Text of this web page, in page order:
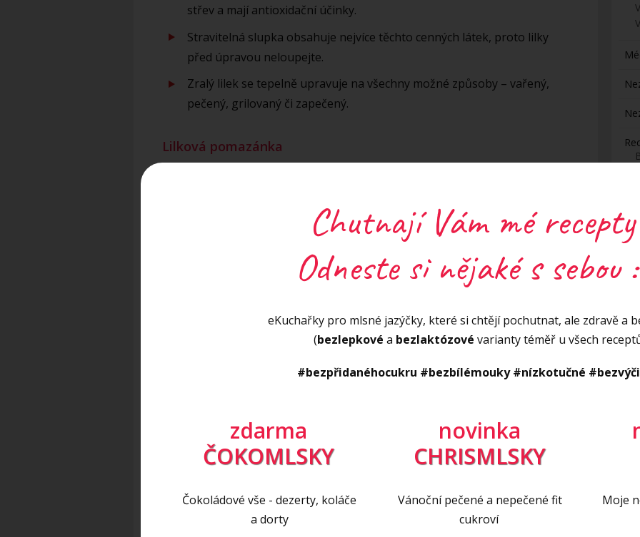
střev a mají antioxidační účinky.
Stravitelná slupka obsahuje nejvíce těchto cenných látek, proto lilky
před úpravou neloupejte.
Zralý lilek se tepelně upravuje na všechny možné způsoby – vařený,
pečený, grilovaný či zapečený.
Lilková pomazánka
olivový olej 2 lžíce + na pokapání
můžeme doplnit čerstvými bylinkami dle chuti (koriandr, petržel) nebo
POSTUP:
na plech vyložený pečícím papírem do trouby asi na ½ hodiny (možno i déle).
Pečeme dokud je lilek celý popraskaný, měkký a tmavý. Mezitím si
Chutnají Vám mé
Odneste si nějaké s sebou
eKuchařky pro mlsné jazýčky, které si chtějí pochutnat, ale zdravě a
(bezlepkové a bezlaktózové varianty téměř u všech
#bezpřidanéhocukru #bezbílémouky #nízkotučné
zdarma
ČOKOMLSKY
Čokoládové vše - dezerty, koláče
a dorty
novinka
CHRISMLSKY
Vánoční pečené a nepečené fit
cukroví
Moje